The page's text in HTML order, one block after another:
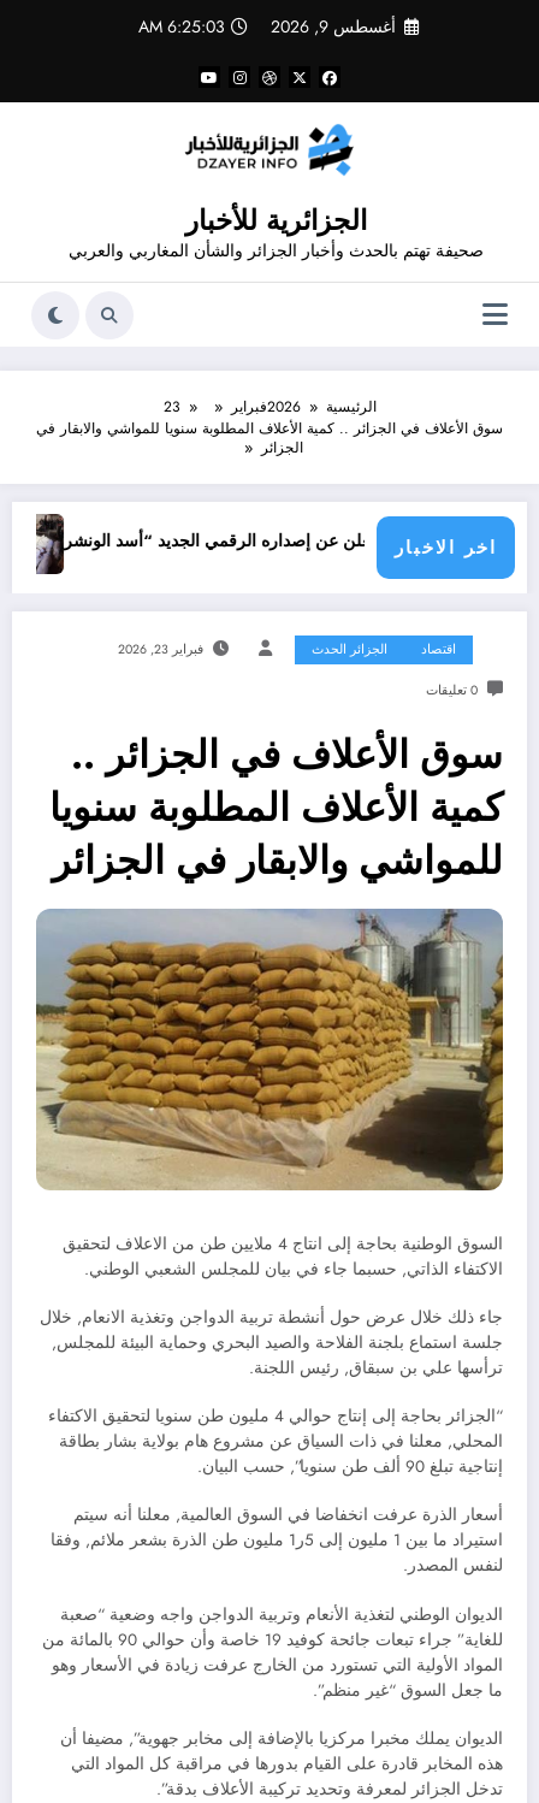
أغسطس 9, 2026 6:25:03 AM
الجزائرية للأخبار
صحيفة تهتم بالحدث وأخبار الجزائر والشأن المغاربي والعربي
الرئيسية 2026فبراير
23
سوق الأعلاف في الجزائر .. كمية الأعلاف المطلوبة سنويا للمواشي والابقار في
الجزائر
اخر الاخبار
شاهد يعلن عن إصداره الرقمي الجديد “أسد الونشريس” تخليدا لنضال
جرائم
اقتصاد الجزائر الحدث فبراير 23, 2026
0 تعليقات
سوق الأعلاف في الجزائر ..
كمية الأعلاف المطلوبة سنويا
للمواشي والابقار في الجزائر
السوق الوطنية بحاجة إلى انتاج 4 ملايين طن من الاعلاف لتحقيق
الاكتفاء الذاتي, حسبما جاء في بيان للمجلس الشعبي الوطني.
جاء ذلك خلال عرض حول أنشطة تربية الدواجن وتغذية الانعام, خلال
جلسة استماع بلجنة الفلاحة والصيد البحري وحماية البيئة للمجلس,
ترأسها علي بن سبقاق, رئيس اللجنة.
“الجزائر بحاجة إلى إنتاج حوالي 4 مليون طن سنويا لتحقيق الاكتفاء
المحلي, معلنا في ذات السياق عن مشروع هام بولاية بشار بطاقة
إنتاجية تبلغ 90 ألف طن سنويا”, حسب البيان.
أسعار الذرة عرفت انخفاضا في السوق العالمية, معلنا أنه سيتم
استيراد ما بين 1 مليون إلى 5ر1 مليون طن الذرة بشعر ملائم, وفقا
لنفس المصدر.
الديوان الوطني لتغذية الأنعام وتربية الدواجن واجه وضعية “صعبة
للغاية” جراء تبعات جائحة كوفيد 19 خاصة وأن حوالي 90 بالمائة من
المواد الأولية التي تستورد من الخارج عرفت زيادة في الأسعار وهو
ما جعل السوق “غير منظم”.
الديوان يملك مخبرا مركزيا بالإضافة إلى مخابر جهوية”, مضيفا أن
هذه المخابر قادرة على القيام بدورها في مراقبة كل المواد التي
تدخل الجزائر لمعرفة وتحديد تركيبة الأعلاف بدقة”.